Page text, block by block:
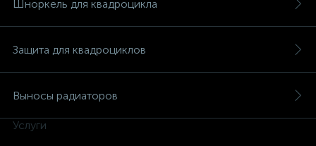
Шноркель для квадроцикла
Защита для квадроциклов
Выносы радиаторов
Услуги